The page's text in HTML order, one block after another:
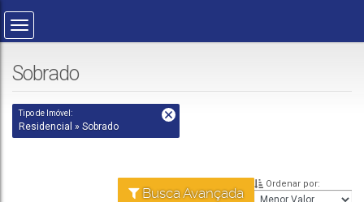
Sobrado
Tipo de Imóvel:
Residencial » Sobrado
Busca Avançada
Ordenar por: